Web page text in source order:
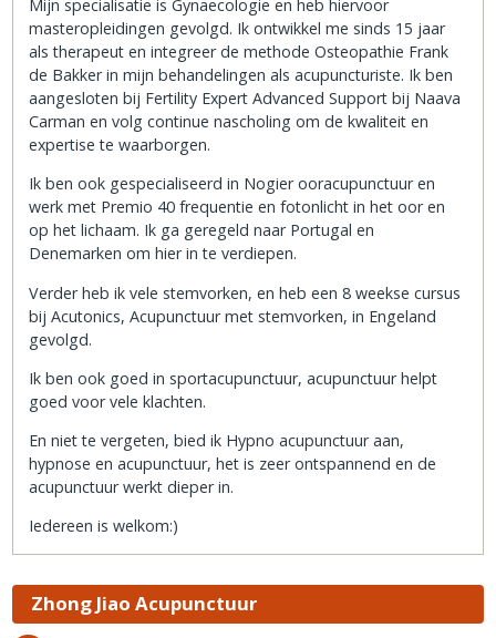
Mijn specialisatie is Gynaecologie en heb hiervoor
masteropleidingen gevolgd. Ik ontwikkel me sinds 15 jaar
als therapeut en integreer de methode Osteopathie Frank
de Bakker in mijn behandelingen als acupuncturiste. Ik ben
aangesloten bij Fertility Expert Advanced Support bij Naava
Carman en volg continue nascholing om de kwaliteit en
expertise te waarborgen.
Ik ben ook gespecialiseerd in Nogier ooracupunctuur en
werk met Premio 40 frequentie en fotonlicht in het oor en
op het lichaam. Ik ga geregeld naar Portugal en
Denemarken om hier in te verdiepen.
Verder heb ik vele stemvorken, en heb een 8 weekse cursus
bij Acutonics, Acupunctuur met stemvorken, in Engeland
gevolgd.
Ik ben ook goed in sportacupunctuur, acupunctuur helpt
goed voor vele klachten.
En niet te vergeten, bied ik Hypno acupunctuur aan,
hypnose en acupunctuur, het is zeer ontspannend en de
acupunctuur werkt dieper in.
Iedereen is welkom:)
Zhong Jiao Acupunctuur